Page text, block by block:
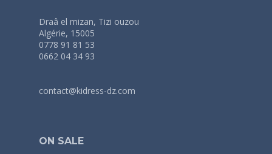
Draâ el mizan, Tizi ouzou
Algérie, 15005
0778 91 81 53
0662 04 34 93
contact@kidress-dz.com
ON SALE